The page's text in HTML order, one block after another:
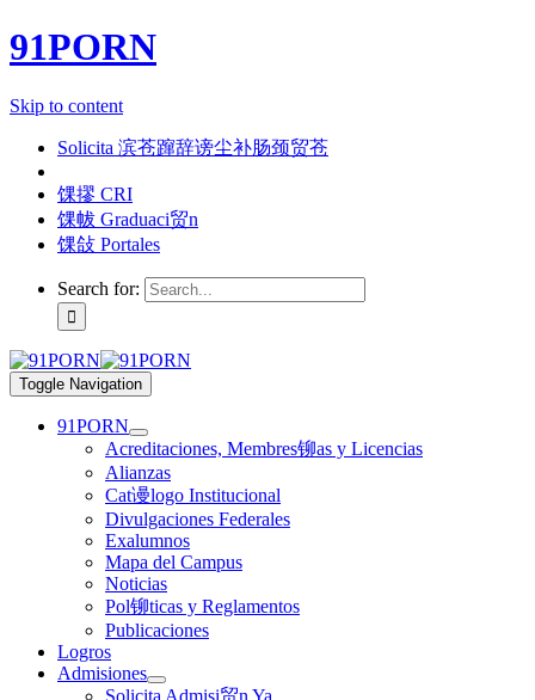
91PORN
Skip to content
Solicita 滨苍蹿辞谤尘补肠颈贸苍
馃摎 CRI
馃帗 Graduaci贸n
馃敆 Portales
Search for:
Toggle Navigation
91PORN
Acreditaciones, Membres铆as y Licencias
Alianzas
Cat谩logo Institucional
Divulgaciones Federales
Exalumnos
Mapa del Campus
Noticias
Pol铆ticas y Reglamentos
Publicaciones
Logros
Admisiones
Solicita Admisi贸n Ya